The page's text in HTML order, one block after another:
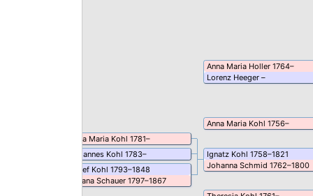
Anna Maria Holler 1764–
Lorenz Heeger –
Anna Maria Kohl 1756–
Anna Maria Kohl 1781–
Johannes Kohl 1783–
Josef Kohl 1793–1848
Juliana Schauer 1797–1867
Ignatz Kohl 1758–1821
Johanna Schmid 1762–1800